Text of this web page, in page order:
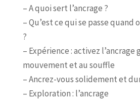
– A quoi sert l’ancrage ?
– Qu’est ce qui se passe quand
?
– Expérience : activez l’ancrage
mouvement et au souffle
– Ancrez-vous solidement et
– Exploration : l’ancrage